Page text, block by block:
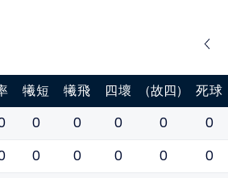
犧短 犧飛 四壞 (故四) 死球
0 0 0 0 0
0 0 0 0 0